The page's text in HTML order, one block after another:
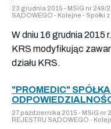
23 grudnia 2015 - MSiG nr 249/
SĄDOWEGO - Kolejne -
W dniu 16 grudnia 2015
KRS modyfikując
działu KRS.
"PROMEDIC"
27 października 2015 - MSiG nr
REJESTRU SĄDOWEGO -